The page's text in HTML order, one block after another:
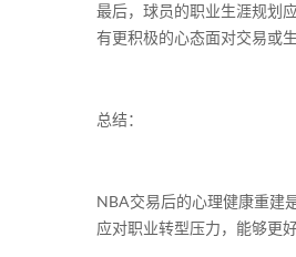
最后，球员的职业生涯规划
有更积极的心态面对交易或
总结：
NBA交易后的心理健康重建
应对职业转型压力，能够更